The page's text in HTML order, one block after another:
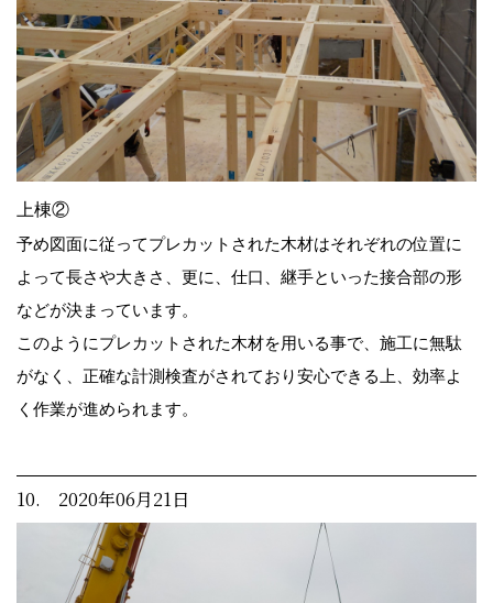
上棟②
予め図面に従ってプレカットされた木材はそれぞれの位置に
よって長さや大きさ、更に、仕口、継手といった接合部の形
などが決まっています。
このようにプレカットされた木材を用いる事で、施工に無駄
がなく、正確な計測検査がされており安心できる上、効率よ
く作業が進められます。
10. 2020年06月21日